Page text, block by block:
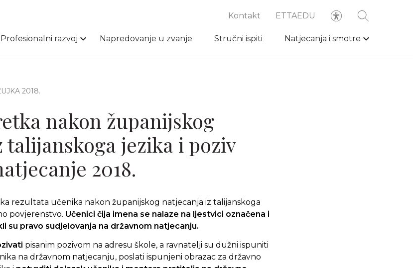
Kontakt ETTAEDU
Profesionalni razvoj Napredovanje u zvanje Stručni ispiti Natjecanja i smotre
2018.
nakon županijskog
talijanskoga jezika i poziv
2018.
rezultata učenika nakon županijskog natjecanja iz talijanskoga
povjerenstvo. Učenici čija imena se nalaze na ljestvici označena i
su pravo sudjelovanja na državnom natjecanju.
pisanim pozivom na adresu škole, a ravnatelji su dužni ispuniti
na državnom natjecanju, poslati ispunjeni obrazac za državno